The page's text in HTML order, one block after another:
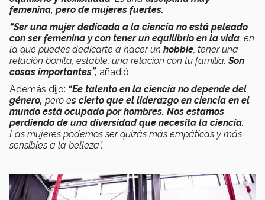
femenina, pero de mujeres fuertes.
“Ser una mujer dedicada a la ciencia no está peleado
con ser femenina y con tener un equilibrio en la vida, en
la que puedes dedicarte a hacer un hobbie, tener una
relación bonita, estable, una relación con tu familia.Son
cosas importantes”, añadió.
Además dijo: “Ee talento en la ciencia no depende del
género, pero es cierto que el liderazgo en ciencia en el
mundo está ocupado por hombres. Nos estamos
perdiendo de una diversidad que necesita la ciencia.
Las mujeres podemos ser quizás más empáticas y más
sensibles a la belleza”.